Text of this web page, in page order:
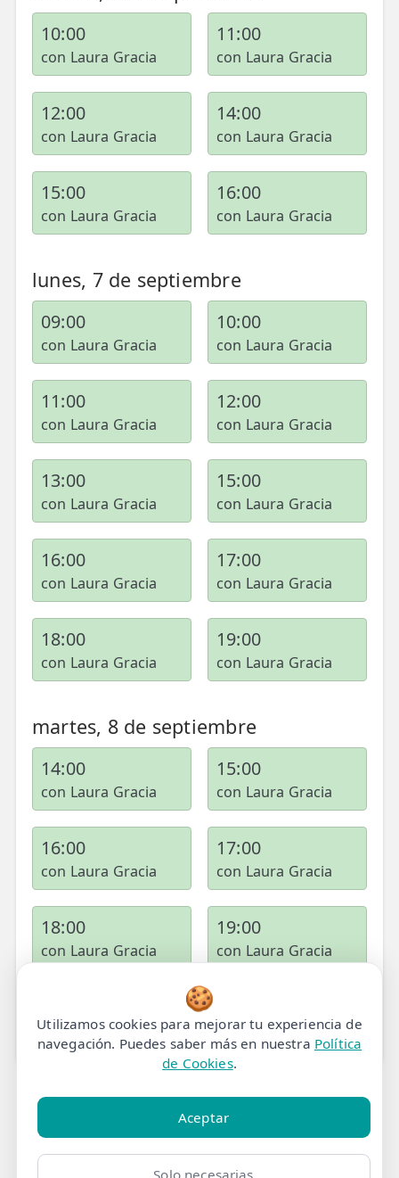
10:00
con Laura Gracia
11:00
con Laura Gracia
12:00
con Laura Gracia
14:00
con Laura Gracia
15:00
con Laura Gracia
16:00
con Laura Gracia
lunes, 7 de septiembre
09:00
con Laura Gracia
10:00
con Laura Gracia
11:00
con Laura Gracia
12:00
con Laura Gracia
13:00
con Laura Gracia
15:00
con Laura Gracia
16:00
con Laura Gracia
17:00
con Laura Gracia
18:00
con Laura Gracia
19:00
con Laura Gracia
martes, 8 de septiembre
14:00
con Laura Gracia
15:00
con Laura Gracia
16:00
con Laura Gracia
17:00
con Laura Gracia
18:00
con Laura Gracia
19:00
con Laura Gracia
con Laura Gracia con Laura Gracia
efisio.es
🍪
Utilizamos cookies para mejorar tu experiencia de
navegación. Puedes saber más en nuestra Política
de Cookies.
Aceptar
Solo necesarias